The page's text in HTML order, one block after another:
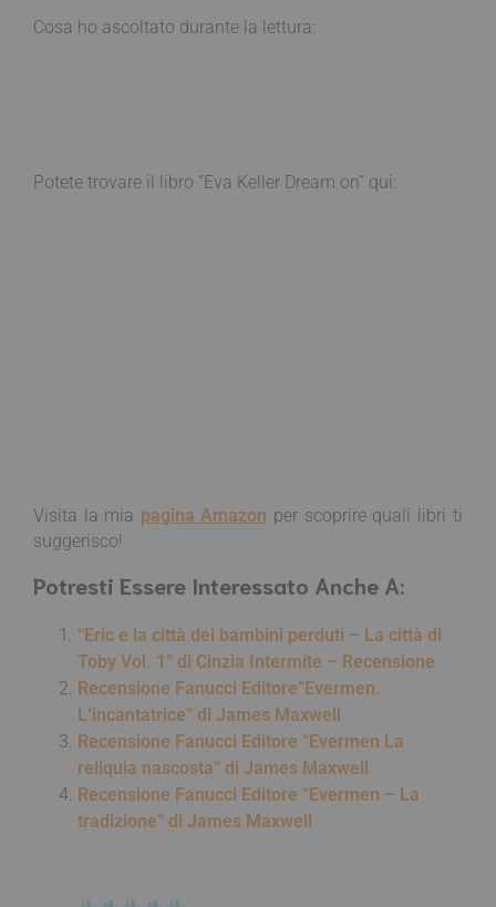
Cosa ho ascoltato durante la lettura:
Potete trovare il libro “Eva Keller Dream on” qui:
Visita la mia pagina Amazon per scoprire quali libri ti
suggerisco!
Potresti Essere Interessato Anche A:
“Eric e la città dei bambini perduti – La città di
Toby Vol. 1” di Cinzia Intermite – Recensione
Recensione Fanucci Editore”Evermen.
L’incantatrice” di James Maxwell
Recensione Fanucci Editore “Evermen La
reliquia nascosta” di James Maxwell
Recensione Fanucci Editore “Evermen – La
tradizione” di James Maxwell